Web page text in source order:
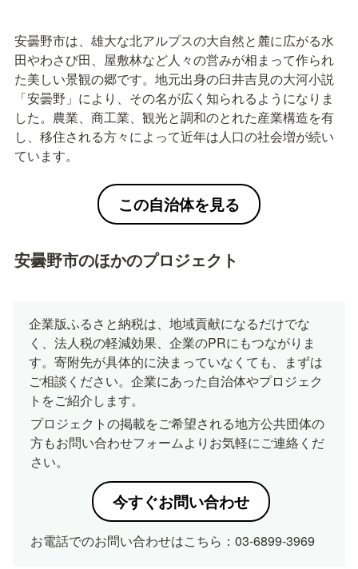
安曇野市は、雄大な北アルプスの大自然と麓に広がる水
田やわさび田、屋敷林など人々の営みが相まって作られ
た美しい景観の郷です。地元出身の臼井吉見の大河小説
「安曇野」により、その名が広く知られるようになりま
した。農業、商工業、観光と調和のとれた産業構造を有
し、移住される方々によって近年は人口の社会増が続い
ています。
この自治体を見る
安曇野市のほかのプロジェクト
企業版ふるさと納税は、地域貢献になるだけでな
く、法人税の軽減効果、企業のPRにもつながりま
す。寄附先が具体的に決まっていなくても、まずは
ご相談ください。企業にあった自治体やプロジェク
トをご紹介します。
プロジェクトの掲載をご希望される地方公共団体の
方もお問い合わせフォームよりお気軽にご連絡くだ
さい。
今すぐお問い合わせ
お電話でのお問い合わせはこちら：03-6899-3969